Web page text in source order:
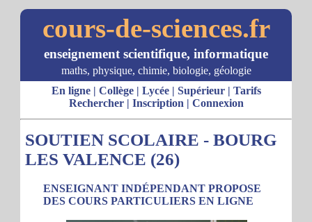
cours-de-sciences.fr
enseignement scientifique, informatique
maths, physique, chimie, biologie, géologie
En ligne| Collège| Lycée| Supérieur| Tarifs
Rechercher| Inscription | Connexion
SOUTIEN SCOLAIRE - BOURG
LES VALENCE (26)
ENSEIGNANT INDÉPENDANT PROPOSE
DES COURS PARTICULIERS EN LIGNE